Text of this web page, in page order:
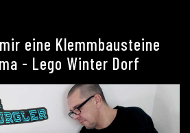
eine Klemmbausteine
- Lego Winter Dorf